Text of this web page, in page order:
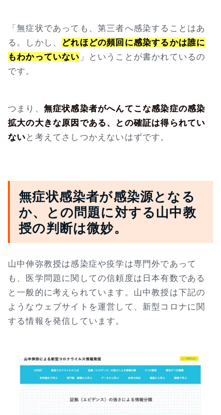
「無症状であっても、第三者へ感染することはあ
る。しかし、 どれほどの頻回に感染するかは誰に
もわかっていない 」ということが書かれているの
です。
つまり、 無症状感染者がへんてこな感染症の感染
拡大の大きな原因である、との確証は得られてい
ない と考えてさしつかえないはずです。
無症状感染者が感染源となる
か、との問題に対する山中教
授の判断は微妙。
山中伸弥教授は感染症や疫学は専門外であって
も、医学問題に関しての信頼度は日本有数である
と一般的に考えられています。山中教授は下記の
ようなウェブサイトを運営して、新型コロナに関
する情報を発信しています。